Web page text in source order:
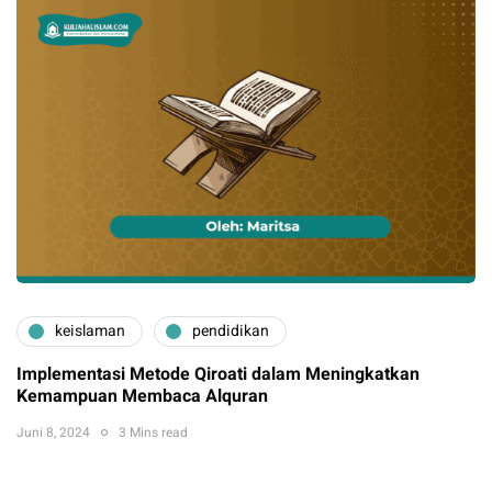
keislaman pendidikan
Implementasi Metode Qiroati dalam Meningkatkan
Kemampuan Membaca Alquran
Juni 8, 2024 3 Mins read